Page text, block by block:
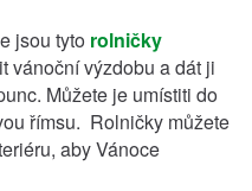
jsou tyto rolničky
vánoční výzdobu a dát ji
Můžete je umístiti do
římsu. Rolničky můžete
aby Vánoce